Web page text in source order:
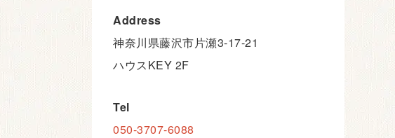
Address
神奈川県藤沢市片瀬3-17-21
ハウスKEY 2F
Tel
050-3707-6088